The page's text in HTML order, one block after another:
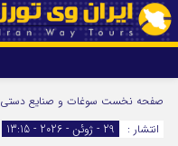
اینستاگرام
صفحه نخست سوغات و صنایع دستی
انتشار :
29 - ژوئن - 2026 - 13:15